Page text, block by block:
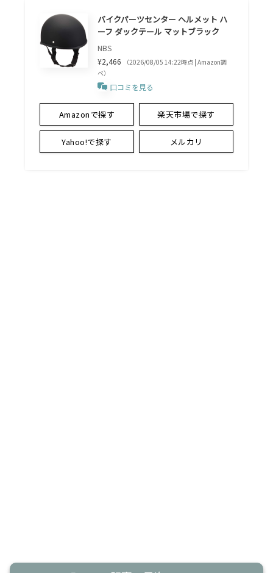
バイクパーツセンター ヘルメット ハ
ーフ ダックテール マットブラック
NBS
¥2,466
（2026/08/05 14:22時点 | Amazon調
べ）
口コミを見る
Amazonで探す 楽天市場で探す
Yahoo!で探す メルカリ